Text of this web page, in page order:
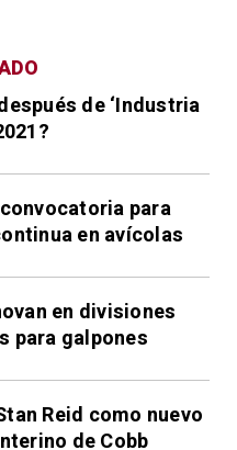
de ‘Industria
para
en avícolas
en divisiones
para galpones
Reid como nuevo
de Cobb